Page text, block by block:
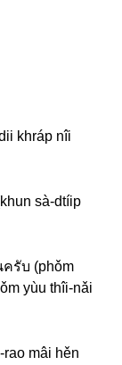
khráp nîi
sà-dtíip
รับ (phǒm
yùu thîi-nǎi
mâi hěn